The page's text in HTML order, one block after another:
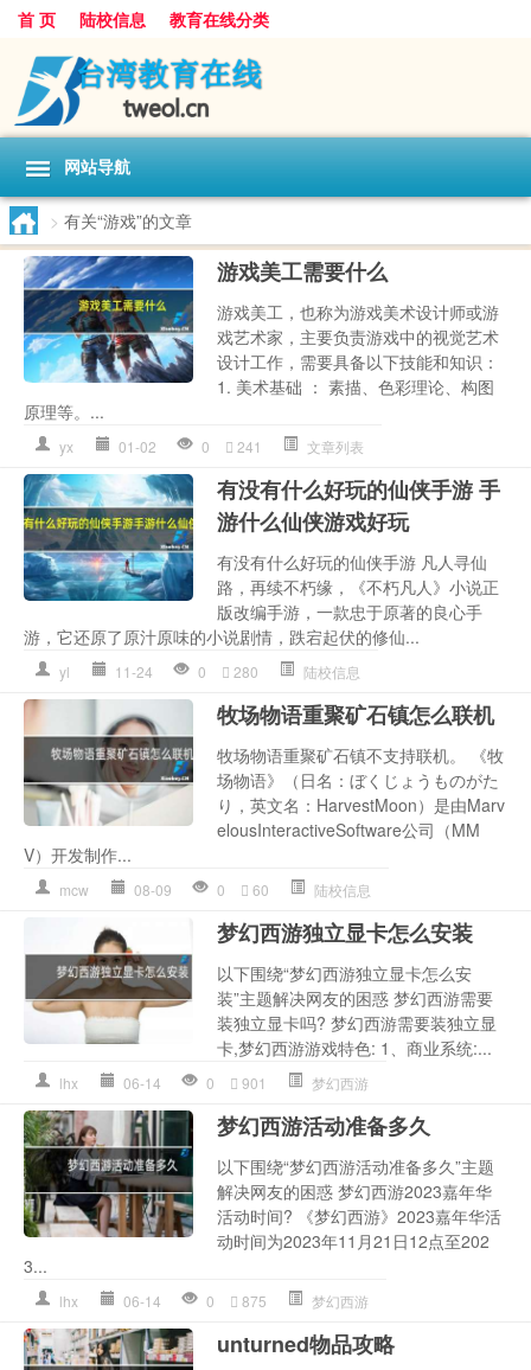
首 页 陆校信息 教育在线分类
网站导航
> 有关“游戏”的文章
游戏美工需要什么
游戏美工，也称为游戏美术设计师或游
戏艺术家，主要负责游戏中的视觉艺术
设计工作，需要具备以下技能和知识：
1. 美术基础 ： 素描、色彩理论、构图
原理等。...
yx 01-02 0 241 文章列表
有没有什么好玩的仙侠手游 手
游什么仙侠游戏好玩
有没有什么好玩的仙侠手游 凡人寻仙
路，再续不朽缘，《不朽凡人》小说正
版改编手游，一款忠于原著的良心手
游，它还原了原汁原味的小说剧情，跌宕起伏的修仙...
yl 11-24 0 280 陆校信息
牧场物语重聚矿石镇怎么联机
牧场物语重聚矿石镇不支持联机。 《牧
场物语》（日名：ぼくじょうものがた
り，英文名：HarvestMoon）是由Marv
elousInteractiveSoftware公司（MM
V）开发制作...
mcw 08-09 0 60 陆校信息
梦幻西游独立显卡怎么安装
以下围绕“梦幻西游独立显卡怎么安
装”主题解决网友的困惑 梦幻西游需要
装独立显卡吗? 梦幻西游需要装独立显
卡,梦幻西游游戏特色: 1、商业系统:...
lhx 06-14 0 901 梦幻西游
梦幻西游活动准备多久
以下围绕“梦幻西游活动准备多久”主题
解决网友的困惑 梦幻西游2023嘉年华
活动时间? 《梦幻西游》2023嘉年华活
动时间为2023年11月21日12点至202
3...
lhx 06-14 0 875 梦幻西游
unturned物品攻略